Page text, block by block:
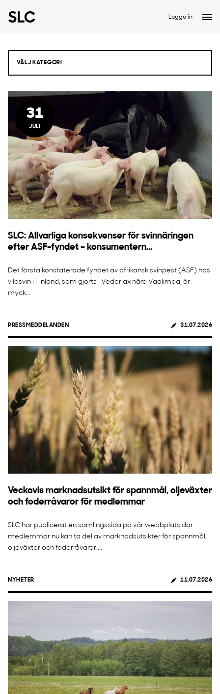
Logga in
31
JULI
SLC: Allvarliga konsekvenser för svinnäringen
efter ASF-fyndet – konsumentern...
Det första konstaterade fyndet av afrikansk svinpest (ASF) hos
vildsvin i Finland, som gjorts i Vederlax nära Vaalimaa, är
myck...
PRESSMEDDELANDEN 31.07.2026
Veckovis marknadsutsikt för spannmål, oljeväxter
och foderråvaror för medlemmar
SLC har publicerat en samlingssida på vår webbplats där
medlemmar nu kan ta del av marknadsutsikter för spannmål,
oljeväxter och foderråvaror....
NYHETER 11.07.2026